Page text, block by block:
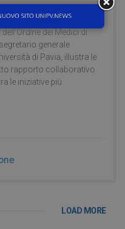
FUTURO
dei Medici di
generale
di Pavia, illustra le
rapporto collaborativo
le iniziative più
LOAD MORE